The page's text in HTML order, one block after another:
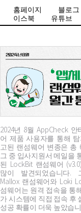
홈페이지
블로그
이스북
유튜브
2024년 8월 AppCheck 안
어 제품 사용자를 통해
고된 랜섬웨어 변종은 총
그 중 입사지원서 메일을
된 LockBit 랜섬웨어
많이 발견되었습니다.
Mallox 랜섬웨어와 Loki
섬웨어는 원격 접속을 통
가 시스템에 직접 접속 후
성공 확률이 더욱 높았습